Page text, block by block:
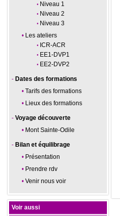
Niveau 1
Niveau 2
Niveau 3
Les ateliers
ICR-ACR
EE1-DVP1
EE2-DVP2
Dates des formations
Tarifs des formations
Lieux des formations
Voyage découverte
Mont Sainte-Odile
Bilan et équilibrage
Présentation
Prendre rdv
Venir nous voir
Voir aussi